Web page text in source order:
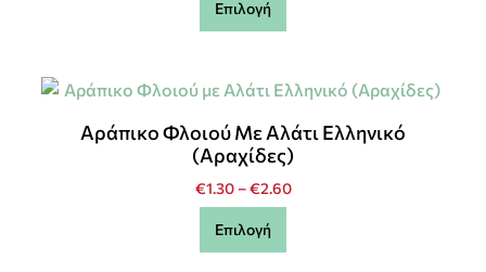
Επιλογή
Αράπικο Φλοιού Με Αλάτι Ελληνικό
(Αραχίδες)
€1.30 – €2.60
Επιλογή